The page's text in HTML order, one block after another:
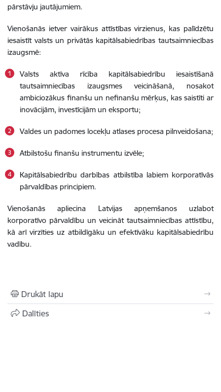
pārstāvju jautājumiem.
Vienošanās ietver vairākus attīstības virzienus, kas palīdzētu
iesaistīt valsts un privātās kapitālsabiedrības tautsaimniecības
izaugsmē:
Valsts aktīva rīcība kapitālsabiedrību iesaistīšanā
tautsaimniecības izaugsmes veicināšanā, nosakot
ambiciozākus finanšu un nefinanšu mērķus, kas saistīti ar
inovācijām, investīcijām un eksportu;
Valdes un padomes locekļu atlases procesa pilnveidošana;
Atbilstošu finanšu instrumentu izvēle;
Kapitālsabiedrību darbības atbilstība labiem korporatīvās
pārvaldības principiem.
Vienošanās apliecina Latvijas apņemšanos uzlabot
korporatīvo pārvaldību un veicināt tautsaimniecības attīstību,
kā arī virzīties uz atbildīgāku un efektīvāku kapitālsabiedrību
vadību.
Drukāt lapu
Dalīties